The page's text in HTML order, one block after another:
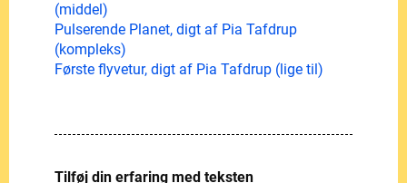
(middel)
Pulserende Planet, digt af Pia Tafdrup
(kompleks)
Første flyvetur, digt af Pia Tafdrup (lige til)
Tilføj din erfaring med teksten